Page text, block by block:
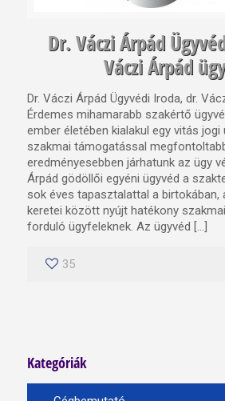
Dr. Váczi Árpád
Váczi Árpád
Dr. Váczi Árpád Ügyvédi Iroda, dr.
Érdemes mihamarabb szakértő
ember életében kialakul egy vitás jogi
szakmai támogatással
eredményesebben járhatunk az ügy
Árpád gödöllői egyéni ügyvéd a
sok éves tapasztalattal a birtokában,
keretei között nyújt hatékony
forduló ügyfeleknek. Az ügyvéd […]
35
Kategóriák